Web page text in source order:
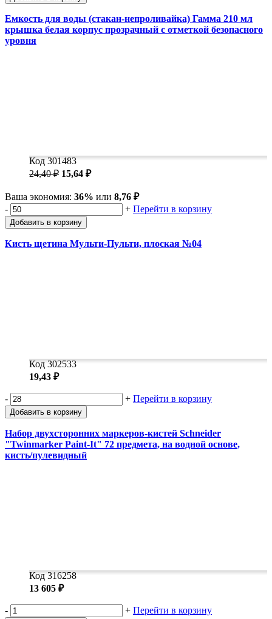
Емкость для воды (стакан-непроливайка) Гамма 210 мл
крышка белая корпус прозрачный с отметкой безопасного
уровня
Код 301483
24,40 ₽ 15,64 ₽
Ваша экономия: 36% или 8,76 ₽
-
+ Перейти в корзину
Добавить в корзину
Кисть щетина Мульти-Пульти, плоская №04
Код 302533
19,43 ₽
- + Перейти в корзину
Добавить в корзину
Набор двухсторонних маркеров-кистей Schneider
"Twinmarker Paint-It" 72 предмета, на водной основе,
кисть/пулевидный
Код 316258
13 605 ₽
- + Перейти в корзину